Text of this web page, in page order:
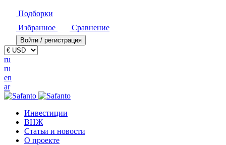
Подборки
Избранное
Сравнение
Войти / регистрация
ru
ru
en
ar
Инвестиции
ВНЖ
Статьи и новости
О проекте